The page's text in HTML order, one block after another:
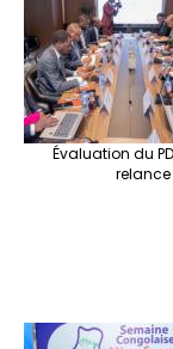
Évaluation du